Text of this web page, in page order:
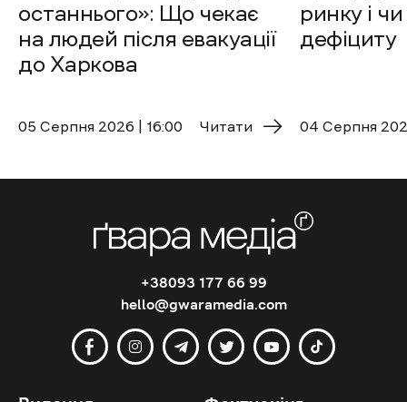
останнього»: Що чекає
на людей після евакуації
до Харкова
05 Cерпня 2026 | 16:00 Читати
ринку і
дефіциту
04 Cерпня
+38093 177 66 99
hello@gwaramedia.com